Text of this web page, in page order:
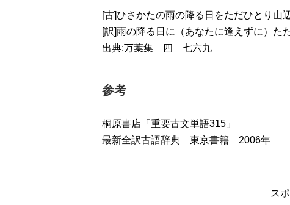
[古]ひさかたの雨の降る日をただひとり山
[訳]雨の降る日に（あなたに逢えずに）た
出典:万葉集 四 七六九
参考
桐原書店「重要古文単語315」
最新全訳古語辞典 東京書籍 2006年
ス